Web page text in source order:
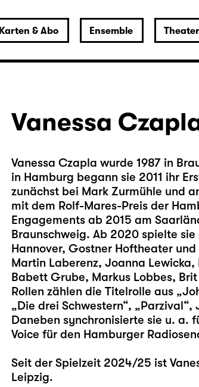
Karten & Abo Ensemble
Vanessa
Vanessa Czapla wurde 1987 in
in Hamburg begann sie 2011 ihr
zunächst bei Mark Zurmühle und
mit dem Rolf-Mares-Preis der
Engagements ab 2015 am
Braunschweig. Ab 2020 spielte
Hannover, Gostner Hoftheater
Martin Laberenz, Joanna
Babett Grube, Markus Lobbes,
Rollen zählen die Titelrolle aus
„Die drei Schwestern“,
Daneben synchronisierte sie u. a.
Voice für den Hamburger
Seit der Spielzeit 2024/25 ist
Leipzig.